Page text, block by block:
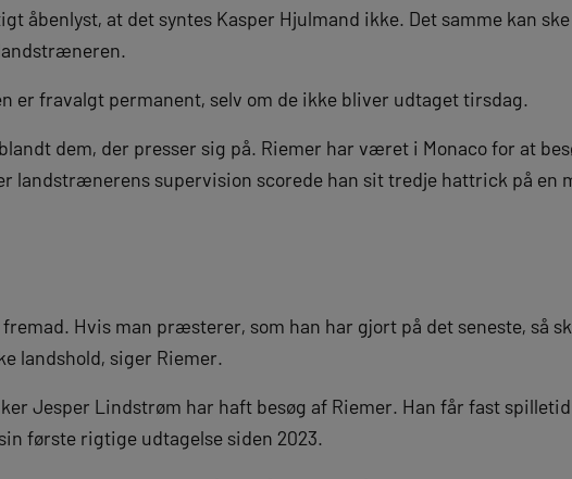
åbenlyst, at det syntes Kasper Hjulmand ikke. Det samme kan
er fravalgt permanent, selv om de ikke bliver udtaget tirsdag.
dem, der presser sig på. Riemer har været i Monaco for at
landstrænerens supervision scorede han sit tredje hattrick på en
Hvis man præsterer, som han har gjort på det seneste, så
landshold, siger Riemer.
Jesper Lindstrøm har haft besøg af Riemer. Han får fast
første rigtige udtagelse siden 2023.